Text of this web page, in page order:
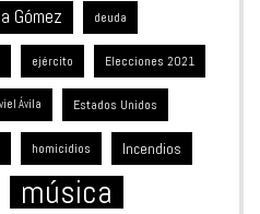
Gómez deuda
ejército Elecciones 2021
Ávila Estados Unidos
homicidios Incendios
música